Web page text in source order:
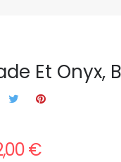
Et Onyx,
€